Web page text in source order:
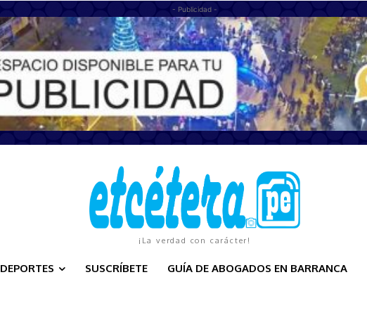
- Publicidad -
¡La verdad con carácter!
DEPORTES SUSCRÍBETE GUÍA DE ABOGADOS EN BARRANCA